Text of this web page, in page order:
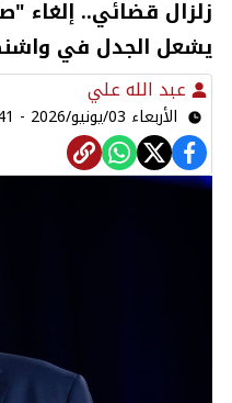
زلزال قضائي.. إلغاء
يشعل الجدل في
عبد الله علي
الأربعاء 03/يونيو/2026 - 02:41 ص